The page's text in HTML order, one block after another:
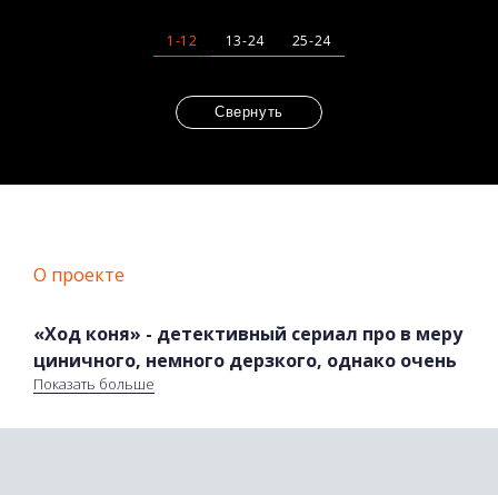
1-12 13-24 25-24
Свернуть
О проекте
«Ход коня» - детективный сериал про в меру
циничного, немного дерзкого, однако очень
сообразительного оперативника, которому
Показать больше